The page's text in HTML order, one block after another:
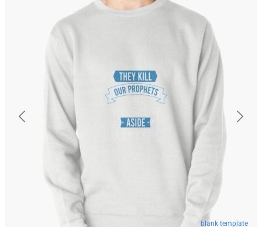
blank template